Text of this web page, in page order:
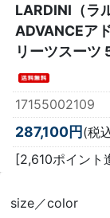
LARDINI（ラ
ADVANCEア
リーツスー
17155002109
287,100円 (税
[2,610ポイント
size／color